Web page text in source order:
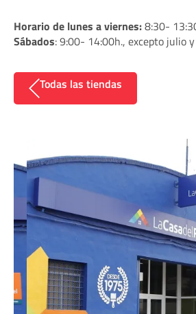
Horario de lunes a viernes:8:30-
Sábados: 9:00- 14:00h., excepto julio
Todas las tiendas